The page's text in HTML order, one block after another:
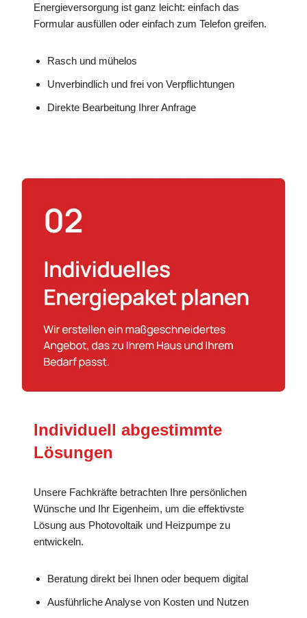
Energieversorgung ist ganz leicht: einfach das
Formular ausfüllen oder einfach zum Telefon greifen.
Rasch und mühelos
Unverbindlich und frei von Verpflichtungen
Direkte Bearbeitung Ihrer Anfrage
Individuell abgestimmte
Lösungen
Unsere Fachkräfte betrachten Ihre persönlichen
Wünsche und Ihr Eigenheim, um die effektivste
Lösung aus Photovoltaik und Heizpumpe zu
entwickeln.
Beratung direkt bei Ihnen oder bequem digital
Ausführliche Analyse von Kosten und Nutzen